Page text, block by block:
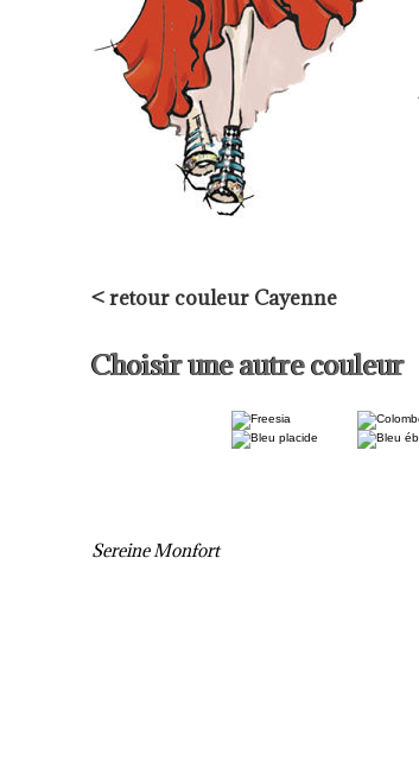
<retour couleur Cayenne
Choisir une autre couleur
Sereine Monfort